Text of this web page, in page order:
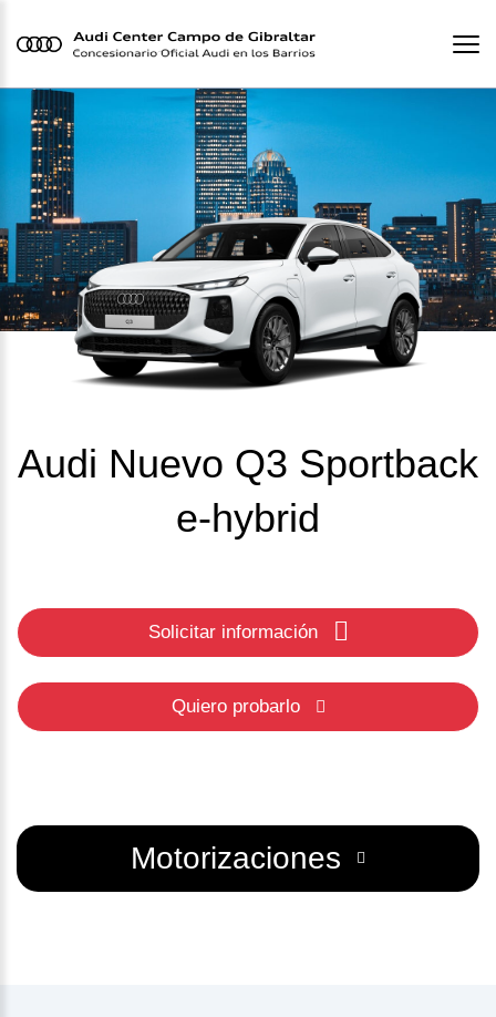
Audi Nuevo Q3 Sportback
e-hybrid
Solicitar información
Quiero probarlo
Motorizaciones